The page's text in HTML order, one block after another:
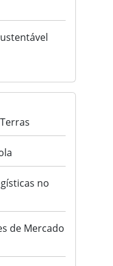
no
de Mercado